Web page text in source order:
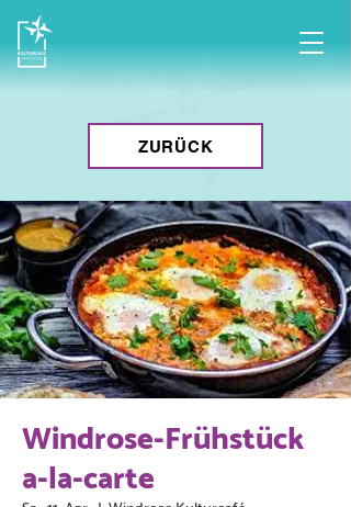
ZURÜCK
Windrose-Frühstück
a-la-carte